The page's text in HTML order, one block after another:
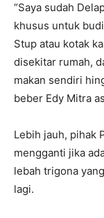
“Saya sudah
khusus untuk
Stup atau kotak
disekitar rumah,
makan sendiri
beber Edy Mitra
Lebih jauh, pihak
mengganti jika
lebah trigona
lagi.